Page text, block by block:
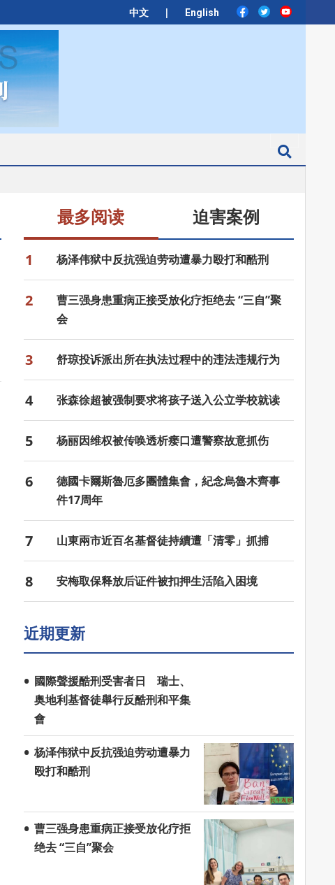
中文 | English
最多阅读 迫害案例
1 杨泽伟狱中反抗强迫劳动遭暴力殴打和酷刑
2
曹三强身患重病正接受放化疗拒绝去 “三自”聚
会
3 舒琼投诉派出所在执法过程中的违法违规行为
4 张森徐超被强制要求将孩子送入公立学校就读
5 杨丽因维权被传唤透析瘘口遭警察故意抓伤
6
德國卡爾斯魯厄多團體集會，紀念烏魯木齊事
件17周年
7 山東兩市近百名基督徒持續遭「清零」抓捕
8 安梅取保释放后证件被扣押生活陷入困境
近期更新
國際聲援酷刑受害者日 瑞士、
奥地利基督徒舉行反酷刑和平集
會
杨泽伟狱中反抗强迫劳动遭暴力
殴打和酷刑
曹三强身患重病正接受放化疗拒
绝去 “三自”聚会